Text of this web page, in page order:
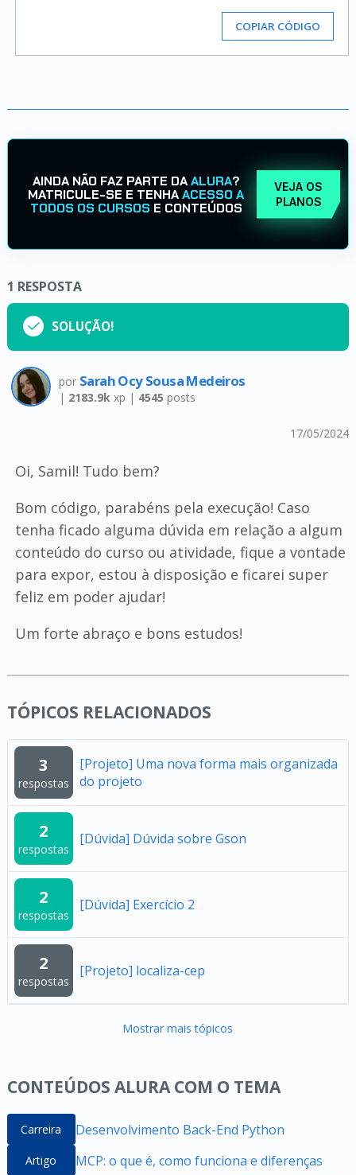
COPIAR CÓDIGO
AINDA NÃO FAZ PARTE DAALURA?
MATRICULE-SE E TENHAACESSO A
TODOS OS CURSOS E CONTEÚDOS
VEJA OS
PLANOS
1 RESPOSTA
SOLUÇÃO!
por Sarah Ocy Sousa Medeiros
| 2183.9kxp | 4545 posts
17/05/2024
Oi, Samil! Tudo bem?
Bom código, parabéns pela execução! Caso
tenha ficado alguma dúvida em relação a algum
conteúdo do curso ou atividade, fique a vontade
para expor, estou à disposição e ficarei super
feliz em poder ajudar!
Um forte abraço e bons estudos!
TÓPICOS RELACIONADOS
3
respostas
[Projeto] Uma nova forma mais organizada
do projeto
2
respostas
[Dúvida] Dúvida sobre Gson
2
respostas
[Dúvida] Exercício 2
2
respostas
[Projeto] localiza-cep
Mostrar mais tópicos
CONTEÚDOS ALURA COM O TEMA
Carreira Desenvolvimento Back-End Python
Artigo MCP: o que é, como funciona e diferenças